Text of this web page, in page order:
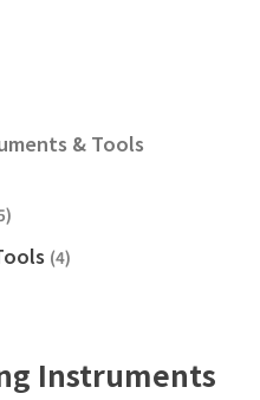
& Tools
(4)
Instruments